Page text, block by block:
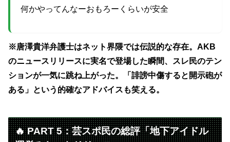
何かやってんなーおもろーくらいが安全
※唐澤貴洋弁護士はネット界隈では伝説的な存在。AKB
のニュースリリースに実名で登場した瞬間、スレ民のテン
ションが一気に跳ね上がった。「誹謗中傷すると開示砲が
ある」という的確なアドバイスも笑える。
🔥 PART 5：芸スポ民の総評「地下アイドル